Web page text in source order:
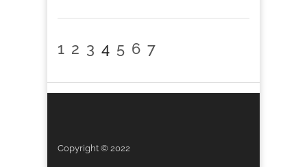
1 2 3 4 5 6 7
Copyright © 2022